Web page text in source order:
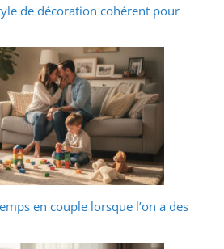
de décoration cohérent pour
en couple lorsque l’on a des